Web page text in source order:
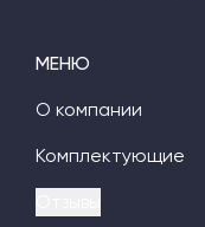
МЕНЮ
О компании
Комплектующие